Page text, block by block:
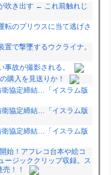
吹き出す ← これ前触れじ
転のプリウスに当て逃げさ
置で撃墜するウクライナ。
事故が撮影される。
購入を見送りか！
衛協定締結…「イスラム版
衛協定締結…「イスラム版
衛協定締結…「イスラム版
始！アフレコ台本や絵コ
ージッククリップ収録。ス
！！